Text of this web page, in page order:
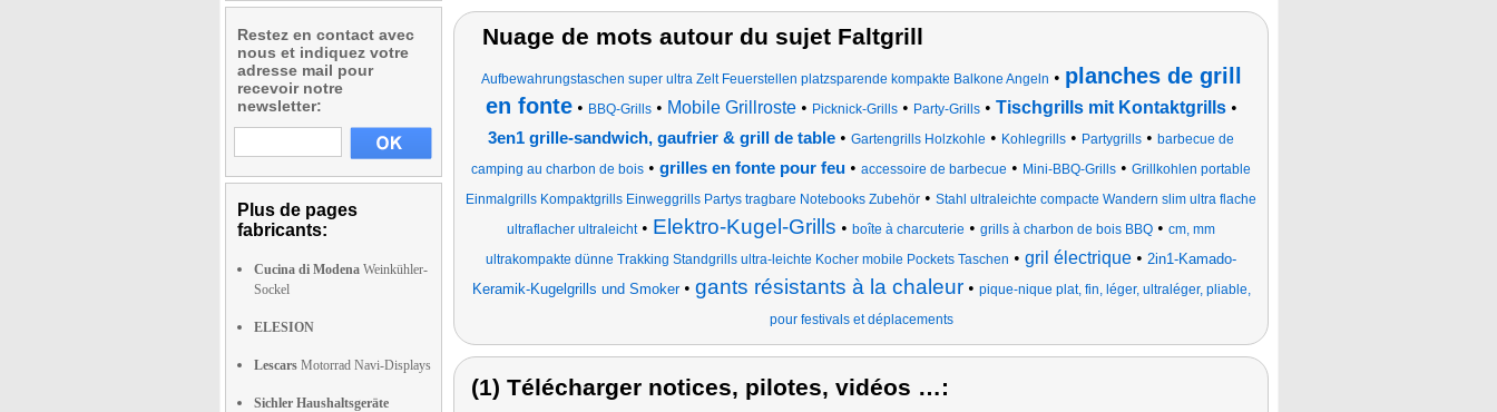
Restez en contact avec
nous et indiquez votre
adresse mail pour
recevoir notre
newsletter:
Plus de pages
fabricants:
Cucina di Modena Weinkühler-
Sockel
ELESION
Lescars Motorrad Navi-Displays
Sichler Haushaltsgeräte
Nuage de mots autour du sujet Faltgrill
Aufbewahrungstaschen super ultra Zelt Feuerstellen platzsparende kompakte Balkone Angeln • planches de grill
en fonte• BBQ-Grills• Mobile Grillroste• Picknick-Grills• Party-Grills• Tischgrills mit Kontaktgrills•
3en1 grille-sandwich, gaufrier & grill de table • Gartengrills Holzkohle • Kohlegrills • Partygrills • barbecue de
camping au charbon de bois • grilles en fonte pour feu • accessoire de barbecue • Mini-BBQ-Grills • Grillkohlen portable
Einmalgrills Kompaktgrills Einweggrills Partys tragbare Notebooks Zubehör • Stahl ultraleichte compacte Wandern slim ultra flache
ultraflacher ultraleicht• Elektro-Kugel-Grills • boîte à charcuterie • grills à charbon de bois BBQ • cm, mm
ultrakompakte dünne Trakking Standgrills ultra-leichte Kocher mobile Pockets Taschen • gril électrique • 2in1-Kamado-
Keramik-Kugelgrills und Smoker• gants résistants à la chaleur• pique-nique plat, fin, léger, ultraléger, pliable,
pour festivals et déplacements
(1) Télécharger notices, pilotes, vidéos …: